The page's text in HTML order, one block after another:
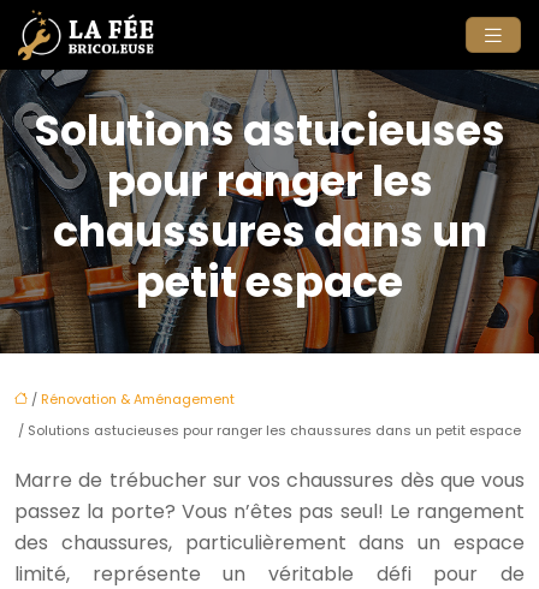
Solutions astucieuses
pour ranger les
chaussures dans un
petit espace
/ Rénovation & Aménagement
/ Solutions astucieuses pour ranger les chaussures dans un petit espace
Marre de trébucher sur vos chaussures dès que vous
passez la porte? Vous n’êtes pas seul! Le rangement
des chaussures, particulièrement dans un espace
limité, représente un véritable défi pour de